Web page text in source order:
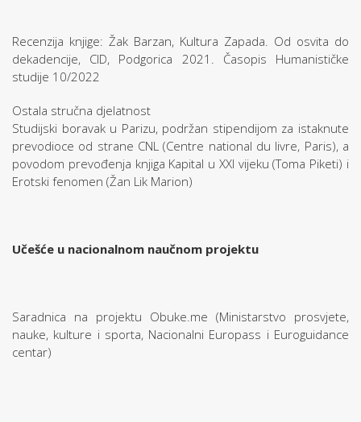
Recenzija knjige: Žak Barzan, Kultura Zapada. Od osvita do
dekadencije, CID, Podgorica 2021. Časopis Humanističke
studije 10/2022
Ostala stručna djelatnost
Studijski boravak u Parizu, podržan stipendijom za istaknute
prevodioce od strane CNL (Centre national du livre, Paris), a
povodom prevođenja knjiga Kapital u XXI vijeku (Toma Piketi) i
Erotski fenomen (Žan Lik Marion)
Učešće u nacionalnom naučnom projektu
Saradnica na projektu Obuke.me (Ministarstvo prosvjete,
nauke, kulture i sporta, Nacionalni Europass i Euroguidance
centar)